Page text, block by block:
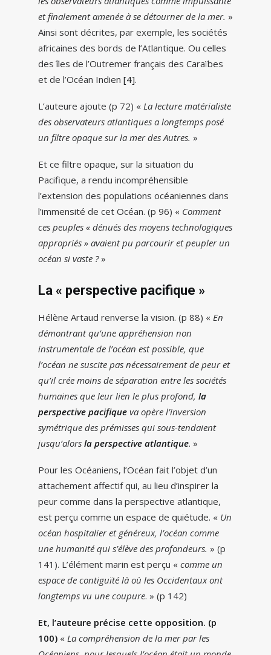
et finalement amenée à se détourner de la mer. »
Ainsi sont décrites, par exemple, les sociétés
africaines des bords de l’Atlantique. Ou celles
des îles de l’Outremer français des Caraïbes
et de l’Océan Indien [4].
L’auteure ajoute (p 72) « La lecture matérialiste
des observateurs atlantiques a longtemps posé
un filtre opaque sur la mer des Autres. »
Et ce filtre opaque, sur la situation du
Pacifique, a rendu incompréhensible
l’extension des populations océaniennes dans
l’immensité de cet Océan. (p 96) « Comment
ces peuples « dénués des moyens technologiques
appropriés » avaient pu parcourir et peupler un
océan si vaste ?»
La « perspective pacifique »
Hélène Artaud renverse la vision. (p 88) « En
démontrant qu’une appréhension non
instrumentale de l’océan est possible, que
l’océan ne suscite pas nécessairement de peur et
qu’il crée moins de séparation entre les sociétés
humaines que leur lien le plus profond, la
perspective pacifique va opère l’inversion
symétrique des prémisses qui sous-tendaient
jusqu’alors la perspective atlantique. »
Pour les Océaniens, l’Océan fait l’objet d’un
attachement affectif qui, au lieu d’inspirer la
peur comme dans la perspective atlantique,
est perçu comme un espace de quiétude. « Un
océan hospitalier et généreux, l’océan comme
une humanité qui s’élève des profondeurs. » (p
141). L’élément marin est perçu « comme un
espace de contiguïté là où les Occidentaux ont
longtemps vu une coupure. » (p 142)
Et, l’auteure précise cette opposition. (p
100) « La compréhension de la mer par les